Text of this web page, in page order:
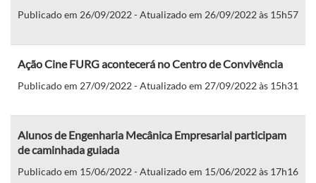
Publicado em 26/09/2022 - Atualizado em 26/09/2022 às 15h57
Ação Cine FURG acontecerá no Centro de Convivência
Publicado em 27/09/2022 - Atualizado em 27/09/2022 às 15h31
Alunos de Engenharia Mecânica Empresarial participam
de caminhada guiada
Publicado em 15/06/2022 - Atualizado em 15/06/2022 às 17h16